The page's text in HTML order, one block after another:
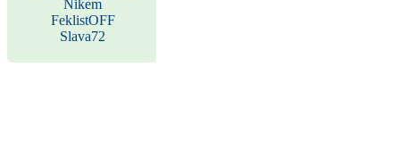
Nikem
FeklistOFF
Slava72